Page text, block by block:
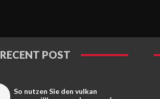
RECENT POST
So nutzen Sie den vulkan